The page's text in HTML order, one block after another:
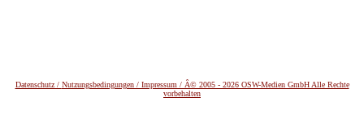
Datenschutz / Nutzungsbedingungen / Impressum / Â© 2005 - 2026 OSW-Medien GmbH Alle Rechte
vorbehalten